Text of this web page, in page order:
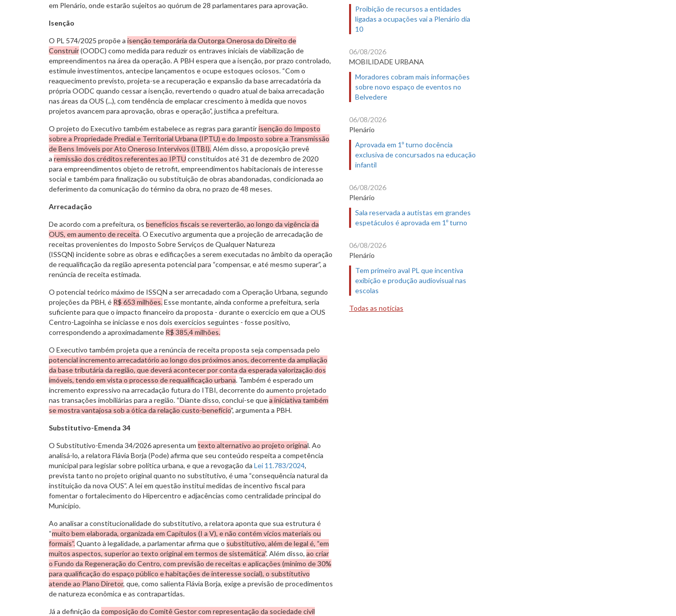
em Plenário, onde estarão sujeitos ao quórum de 28 parlamentares para aprovação.
Isenção
O PL 574/2025 propõe a isenção temporária da Outorga Onerosa do Direito de
Construir(OODC) como medida para reduzir os entraves iniciais de viabilização de
empreendimentos na área da operação. A PBH espera que a isenção, por prazo controlado,
estimule investimentos, antecipe lançamentos e ocupe estoques ociosos. “Com o
reaquecimento previsto, projeta-se a recuperação e expansão da base arrecadatória da
própria OODC quando cessar a isenção, revertendo o quadro atual de baixa arrecadação
nas áreas da OUS (...), com tendência de emplacar crescimento à medida que novos
projetos avancem para aprovação, obras e operação”, justifica a prefeitura.
O projeto do Executivo também estabelece as regras para garantirisenção do Imposto
sobre a Propriedade Predial e Territorial Urbana (IPTU) e do Imposto sobre a Transmissão
de Bens Imóveis por Ato Oneroso Intervivos (ITBI).Além disso, a proposição prevê
a remissão dos créditos referentes ao IPTU constituídos até 31 de dezembro de 2020
para empreendimentos objeto de retrofit, empreendimentos habitacionais de interesse
social e também para finalização ou substituição de obras abandonadas, condicionada ao
deferimento da comunicação do término da obra, no prazo de 48 meses.
Arrecadação
De acordo com a prefeitura, os benefícios fiscais se reverterão, ao longo da vigência da
OUS, em aumento de receita. O Executivo argumenta que a projeção de arrecadação de
receitas provenientes do Imposto Sobre Serviços de Qualquer Natureza
(ISSQN) incidente sobre as obras e edificações a serem executadas no âmbito da operação
de requalificação da região apresenta potencial para “compensar, e até mesmo superar”, a
renúncia de receita estimada.
O potencial teórico máximo de ISSQN a ser arrecadado com a Operação Urbana, segundo
projeções da PBH, é R$ 653 milhões.Esse montante, ainda conforme a prefeitura, seria
suficiente para que o impacto financeiro da proposta - durante o exercício em que a OUS
Centro-Lagoinha se iniciasse e nos dois exercícios seguintes - fosse positivo,
correspondendo a aproximadamente R$ 385,4 milhões.
O Executivo também projeta que a renúncia de receita proposta seja compensada pelo
potencial incremento arrecadatório ao longo dos próximos anos, decorrente da ampliação
da base tributária da região, que deverá acontecer por conta da esperada valorização dos
imóveis, tendo em vista o processo de requalificação urbana. Também é esperado um
incremento expressivo na arrecadação futura do ITBI, decorrente do aumento projetado
nas transações imobiliárias para a região. “Diante disso, conclui-se quea iniciativa também
se mostra vantajosa sob a ótica da relação custo-benefício”, argumenta a PBH.
Substitutivo-Emenda 34
O Substitutivo-Emenda 34/2026 apresenta um texto alternativo ao projeto original. Ao
analisá-lo, a relatora Flávia Borja (Pode) afirma que seu conteúdo respeita a competência
municipal para legislar sobre política urbana, e que a revogação da Lei 11.783/2024,
prevista tanto no projeto original quanto no substitutivo, é uma “consequência natural da
instituição da nova OUS”. A lei em questão institui medidas de incentivo fiscal para
fomentar o fortalecimento do Hipercentro e adjacências como centralidade principal do
Município.
Ao analisar a constitucionalidade do substitutivo, a relatora aponta que sua estrutura é
“muito bem elaborada, organizada em Capítulos (I a V), e não contém vícios materiais ou
formais”.Quanto à legalidade, a parlamentar afirma que o substitutivo, além de legal é, “em
muitos aspectos, superior ao texto original em termos de sistemática”. Além disso, ao criar
o Fundo da Regeneração do Centro, com previsão de receitas e aplicações (mínimo de 30%
para qualificação do espaço público e habitações de interesse social), o substitutivo
atende ao Plano Diretor, que, como salienta Flávia Borja, exige a previsão de procedimentos
de natureza econômica e as contrapartidas.
Já a definição da composição do Comitê Gestor com representação da sociedade civil
Proibição de recursos a entidades
ligadas a ocupações vai a Plenário dia
10
06/08/2026
MOBILIDADE URBANA
Moradores cobram mais informações
sobre novo espaço de eventos no
Belvedere
06/08/2026
Plenário
Aprovada em 1º turno docência
exclusiva de concursados na educação
infantil
06/08/2026
Plenário
Sala reservada a autistas em grandes
espetáculos é aprovada em 1º turno
06/08/2026
Plenário
Tem primeiro aval PL que incentiva
exibição e produção audiovisual nas
escolas
Todas as notícias